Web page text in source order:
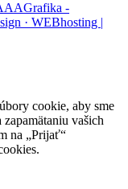
-
· WEBhosting |
cookie, aby sme
vašich
na „Prijať“